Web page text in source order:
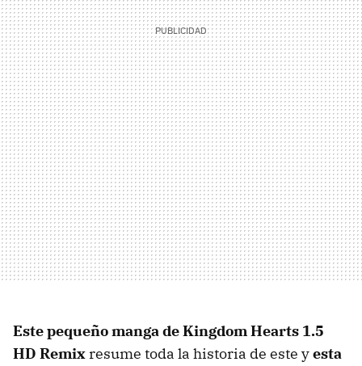
Este pequeño manga de Kingdom Hearts 1.5
HD Remix resume toda la historia de este yesta